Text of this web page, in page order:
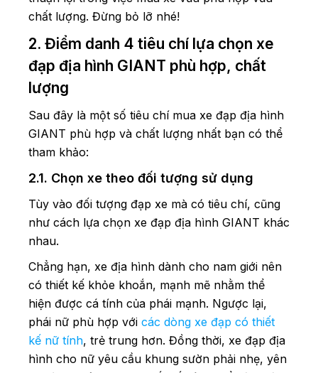
chất lượng. Đừng bỏ lỡ nhé!
2. Điểm danh 4 tiêu chí lựa chọn xe
đạp địa hình GIANT phù hợp, chất
lượng
Sau đây là một số tiêu chí mua xe đạp địa hình
GIANT phù hợp và chất lượng nhất bạn có thể
tham khảo:
2.1. Chọn xe theo đối tượng sử dụng
Tùy vào đối tượng đạp xe mà có tiêu chí, cũng
như cách lựa chọn xe đạp địa hình GIANT khác
nhau.
Chẳng hạn, xe địa hình dành cho nam giới nên
có thiết kế khỏe khoắn, mạnh mẽ nhằm thể
hiện được cá tính của phái mạnh. Ngược lại,
phái nữ phù hợp với các dòng xe đạp có thiết
kế nữ tính, trẻ trung hơn. Đồng thời, xe đạp địa
hình cho nữ yêu cầu khung sườn phải nhẹ, yên